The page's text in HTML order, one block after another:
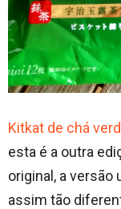
Kitkat de chá
esta é a outra
original, a versão
assim tão